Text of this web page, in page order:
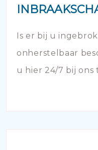
Is er bij u
onherstelbaar
u hier 24/7 bij ons